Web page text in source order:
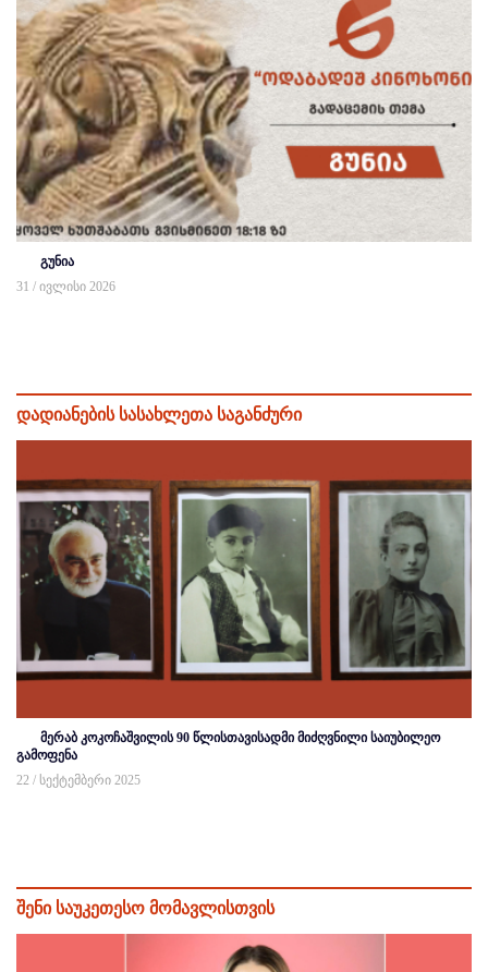
გუნია
31 / ივლისი 2026
დადიანების სასახლეთა საგანძური
მერაბ კოკოჩაშვილის 90 წლისთავისადმი მიძღვნილი საიუბილეო
გამოფენა
22 / სექტემბერი 2025
შენი საუკეთესო მომავლისთვის